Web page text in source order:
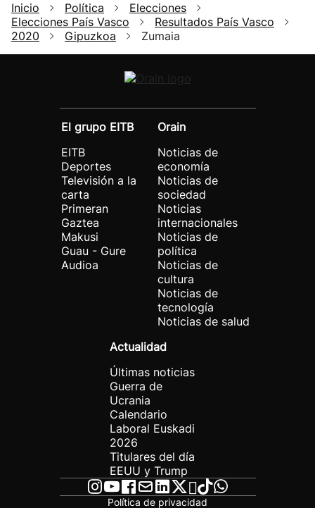
Inicio Política
Elecciones
Elecciones País Vasco
Resultados País Vasco
2020
Gipuzkoa Zumaia
El grupo EITB
EITB
Deportes
Televisión a la
carta
Primeran
Gaztea
Makusi
Guau - Gure
Audioa
Orain
Noticias de
economía
Noticias de
sociedad
Noticias
internacionales
Noticias de
política
Noticias de
cultura
Noticias de
tecnología
Noticias de salud
Actualidad
Últimas noticias
Guerra de
Ucrania
Calendario
Laboral Euskadi
2026
Titulares del día
EEUU y Trump
Política de privacidad